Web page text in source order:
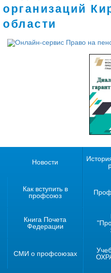
организаций
области
Новости
Как вступить в
профсоюз
Книга Почета
Федерации
СМИ о профсоюзах